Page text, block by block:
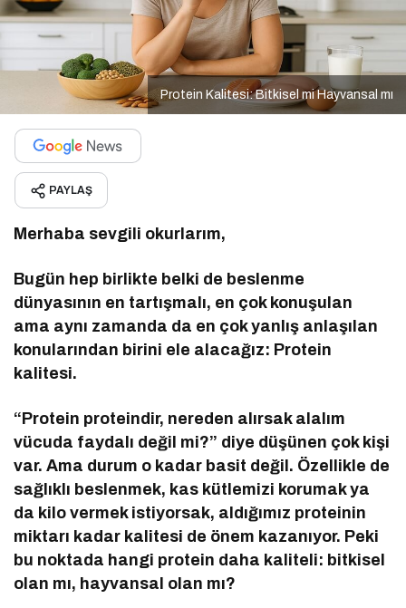
Protein Kalitesi: Bitkisel mi Hayvansal mı
PAYLAŞ
Merhaba sevgili okurlarım,
Bugün hep birlikte belki de beslenme
dünyasının en tartışmalı, en çok konuşulan
ama aynı zamanda da en çok yanlış anlaşılan
konularından birini ele alacağız: Protein
kalitesi.
“Protein proteindir, nereden alırsak alalım
vücuda faydalı değil mi?” diye düşünen çok kişi
var. Ama durum o kadar basit değil. Özellikle de
sağlıklı beslenmek, kas kütlemizi korumak ya
da kilo vermek istiyorsak, aldığımız proteinin
miktarı kadar kalitesi de önem kazanıyor. Peki
bu noktada hangi protein daha kaliteli: bitkisel
olan mı, hayvansal olan mı?